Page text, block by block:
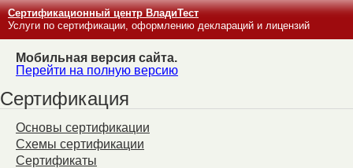
Сертификационный центр ВладиТест
Услуги по сертификации, оформлению деклараций и лицензий
Мобильная версия сайта.
Перейти на полную версию
Сертификация
Основы сертификации
Схемы сертификации
Сертификаты